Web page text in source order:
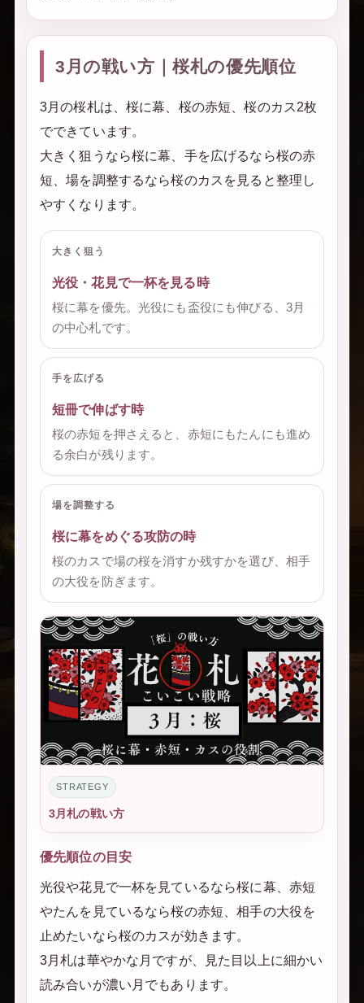
3月の戦い方｜桜札の優先順位
3月の桜札は、桜に幕、桜の赤短、桜のカス2枚
でできています。
大きく狙うなら桜に幕、手を広げるなら桜の赤
短、場を調整するなら桜のカスを見ると整理し
やすくなります。
大きく狙う
光役・花見で一杯を見る時
桜に幕を優先。光役にも盃役にも伸びる、3月
の中心札です。
手を広げる
短冊で伸ばす時
桜の赤短を押さえると、赤短にもたんにも進め
る余白が残ります。
場を調整する
桜に幕をめぐる攻防の時
桜のカスで場の桜を消すか残すかを選び、相手
の大役を防ぎます。
STRATEGY
3月札の戦い方
優先順位の目安
光役や花見で一杯を見ているなら桜に幕、赤短
やたんを見ているなら桜の赤短、相手の大役を
止めたいなら桜のカスが効きます。
3月札は華やかな月ですが、見た目以上に細かい
読み合いが濃い月でもあります。